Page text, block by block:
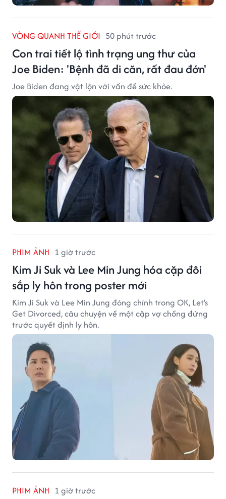
VÒNG QUANH THẾ GIỚI 50 phút trước
Con trai tiết lộ tình trạng ung thư của
Joe Biden: 'Bệnh đã di căn, rất đau đớn'
Joe Biden đang vật lộn với vấn đề sức khỏe.
PHIM ẢNH 1 giờ trước
Kim Ji Suk và Lee Min Jung hóa cặp đôi
sắp ly hôn trong poster mới
Kim Ji Suk và Lee Min Jung đóng chính trong OK, Let's
Get Divorced, câu chuyện về một cặp vợ chồng đứng
trước quyết định ly hôn.
PHIM ẢNH 1 giờ trước